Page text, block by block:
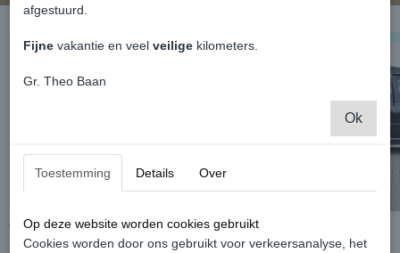
Voorkant
afgestuurd.
Fijne vakantie en veel veilige kilometers.
Gr. Theo Baan
Ok
Toestemming Details Over
Op deze website worden cookies gebruikt
Cookies worden door ons gebruikt voor verkeersanalyse, het